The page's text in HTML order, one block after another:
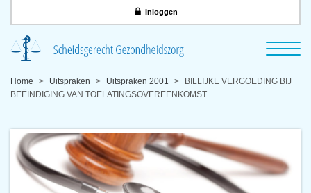
Inloggen
Home Uitspraken Uitspraken 2001
BILLIJKE VERGOEDING BIJ
BEËINDIGING VAN TOELATINGSOVEREENKOMST.